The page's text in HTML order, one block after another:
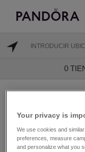
0
Meta
Your privacy is
We use cookies and
preferences, measure
and personalize what you